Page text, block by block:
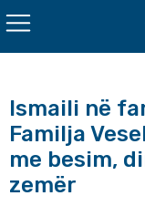
Ismaili në
Familja
me besim,
zemër